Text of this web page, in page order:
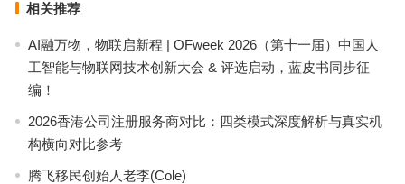
相关推荐
AI融万物，物联启新程 | OFweek 2026（第十一届）中国人
工智能与物联网技术创新大会 & 评选启动，蓝皮书同步征
编！
2026香港公司注册服务商对比：四类模式深度解析与真实机
构横向对比参考
腾飞移民创始人老李(Cole)